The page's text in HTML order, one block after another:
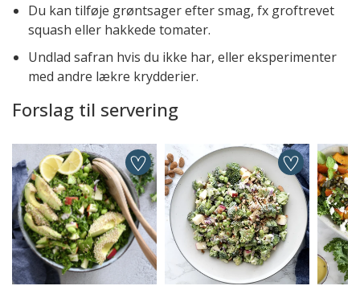
Du kan tilføje grøntsager efter smag, fx groftrevet
squash eller hakkede tomater.
Undlad safran hvis du ikke har, eller eksperimenter
med andre lækre krydderier.
Forslag til servering